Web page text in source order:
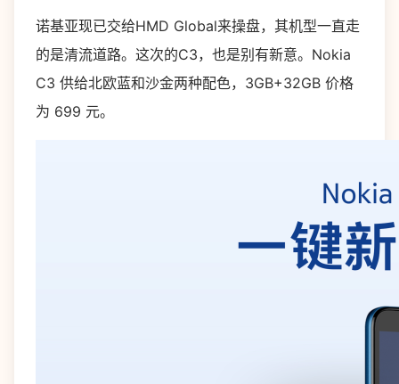
诺基亚现已交给HMD Global来操盘，其机型一直走
的是清流道路。这次的C3，也是别有新意。Nokia
C3 供给北欧蓝和沙金两种配色，3GB+32GB 价格
为 699 元。